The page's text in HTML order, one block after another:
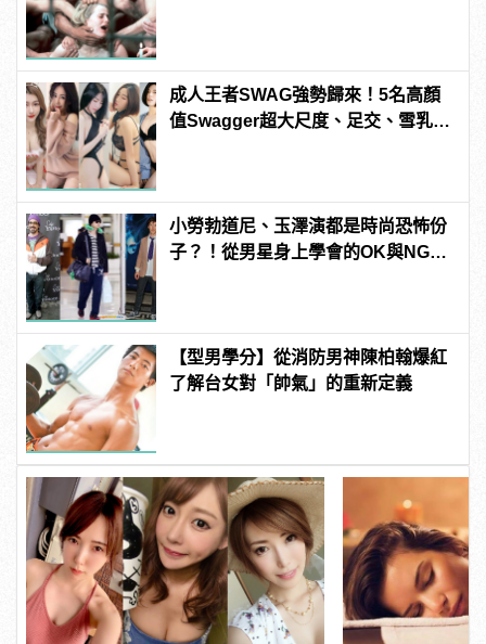
成人王者SWAG強勢歸來！5名高顏
值Swagger超大尺度、足交、雪乳、
小勞勃道尼、玉澤演都是時尚恐怖份
子？！從男星身上學會的OK與NG穿
【型男學分】從消防男神陳柏翰爆紅
了解台女對「帥氣」的重新定義